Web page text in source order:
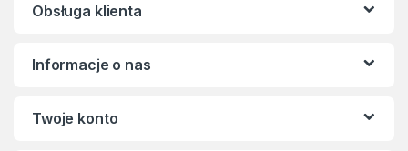
Obsługa klienta
Informacje o nas
Twoje konto